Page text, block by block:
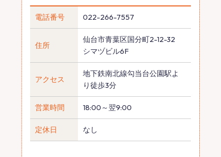
電話番号 022-266-7557
住所
仙台市青葉区国分町2-12-32
シマヅビル6F
アクセス
地下鉄南北線勾当台公園駅よ
り徒歩3分
営業時間 18:00～翌9:00
定休日 なし